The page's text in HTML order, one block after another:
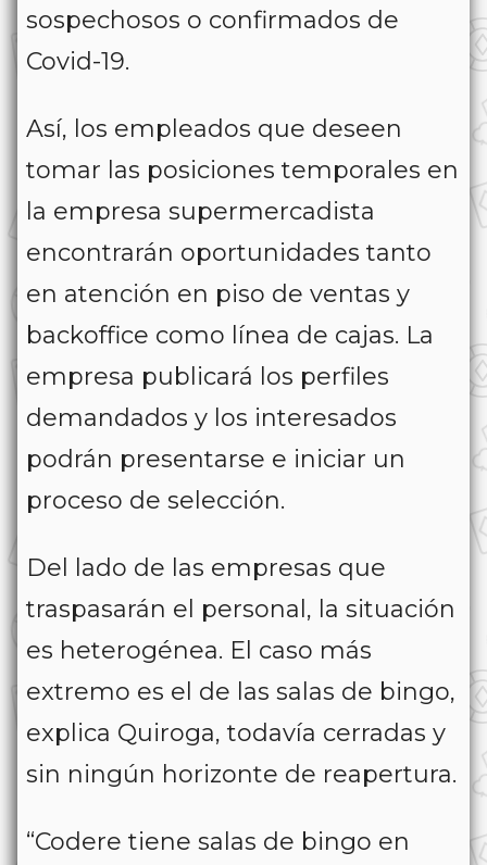
sospechosos o confirmados de
Covid-19.
Así, los empleados que deseen
tomar las posiciones temporales en
la empresa supermercadista
encontrarán oportunidades tanto
en atención en piso de ventas y
backoffice como línea de cajas. La
empresa publicará los perfiles
demandados y los interesados
podrán presentarse e iniciar un
proceso de selección.
Del lado de las empresas que
traspasarán el personal, la situación
es heterogénea. El caso más
extremo es el de las salas de bingo,
explica Quiroga, todavía cerradas y
sin ningún horizonte de reapertura.
“Codere tiene salas de bingo en